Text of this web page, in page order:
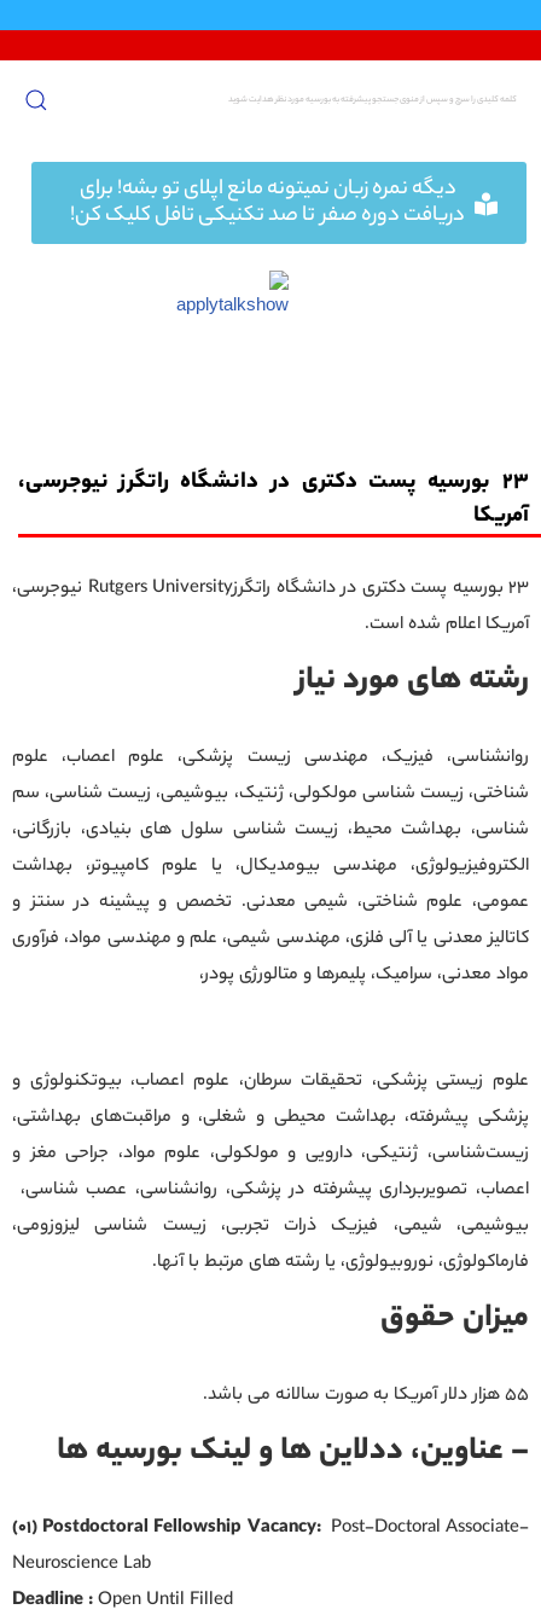
پرش
به
دیگه نمره زبان نمیتونه مانع اپلای تو بشه! برای
دریافت دوره صفر تا صد تکنیکی تافل کلیک کن!
23 بورسیه پست دکتری در دانشگاه راتگرز نیوجرسی،
آمریکا
23 بورسیه پست دکتری در دانشگاه راتگرزRutgers University نیوجرسی،
آمریکا اعلام شده است.
رشته های مورد نیاز
روانشناسی، فیزیک، مهندسی زیست پزشکی، علوم اعصاب، علوم
شناختی، زیست شناسی مولکولی، ژنتیک، بیوشیمی، زیست شناسی، سم
شناسی، بهداشت محیط، زیست شناسی سلول های بنیادی، بازرگانی،
الکتروفیزیولوژی، مهندسی بیومدیکال، یا علوم کامپیوتر، بهداشت
عمومی، علوم شناختی، شیمی معدنی. تخصص و پیشینه در سنتز و
کاتالیز معدنی یا آلی فلزی، مهندسی شیمی، علم و مهندسی مواد، فرآوری
مواد معدنی، سرامیک، پلیمرها و متالورژی پودر،
علوم زیستی پزشکی، تحقیقات سرطان، علوم اعصاب، بیوتکنولوژی و
پزشکی پیشرفته، بهداشت محیطی و شغلی، و مراقبت‌های بهداشتی،
زیست‌شناسی، ژنتیکی، دارویی و مولکولی، علوم مواد، جراحی مغز و
اعصاب، تصویربرداری پیشرفته در پزشکی، روانشناسی، عصب شناسی،
بیوشیمی، شیمی، فیزیک ذرات تجربی، زیست شناسی لیزوزومی،
فارماکولوژی، نوروبیولوژی، یا رشته های مرتبط با آنها.
میزان حقوق
۵۵ هزار دلار آمریکا به صورت سالانه می باشد.
– عناوین، ددلاین ها و لینک بورسیه ها
(01) Postdoctoral Fellowship Vacancy:Post-Doctoral Associate-
Neuroscience Lab
Deadline :Open Until Filled